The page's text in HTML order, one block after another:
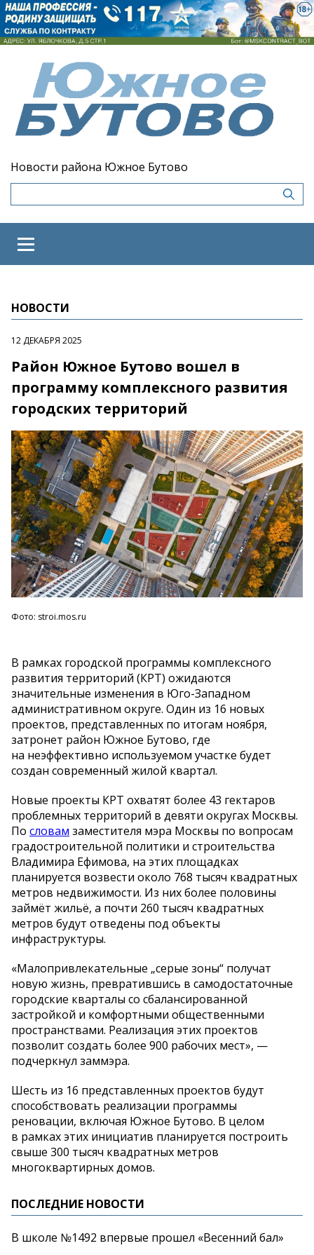
Новости района Южное Бутово
НОВОСТИ
12 ДЕКАБРЯ 2025
Район Южное Бутово вошел в
программу комплексного развития
городских территорий
Фото: stroi.mos.ru
В рамках городской программы комплексного
развития территорий (КРТ) ожидаются
значительные изменения в Юго-Западном
административном округе. Один из 16 новых
проектов, представленных по итогам ноября,
затронет район Южное Бутово, где
на неэффективно используемом участке будет
создан современный жилой квартал.
Новые проекты КРТ охватят более 43 гектаров
проблемных территорий в девяти округах Москвы.
По словам заместителя мэра Москвы по вопросам
градостроительной политики и строительства
Владимира Ефимова, на этих площадках
планируется возвести около 768 тысяч квадратных
метров недвижимости. Из них более половины
займёт жильё, а почти 260 тысяч квадратных
метров будут отведены под объекты
инфраструктуры.
«Малопривлекательные „серые зоны“ получат
новую жизнь, превратившись в самодостаточные
городские кварталы со сбалансированной
застройкой и комфортными общественными
пространствами. Реализация этих проектов
позволит создать более 900 рабочих мест», —
подчеркнул заммэра.
Шесть из 16 представленных проектов будут
способствовать реализации программы
реновации, включая Южное Бутово. В целом
в рамках этих инициатив планируется построить
свыше 300 тысяч квадратных метров
многоквартирных домов.
ПОСЛЕДНИЕ НОВОСТИ
В школе №1492 впервые прошел «Весенний бал»